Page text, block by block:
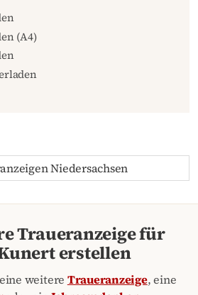
(A4)
Niedersachsen
Traueranzeige für
erstellen
weitere Traueranzeige, eine